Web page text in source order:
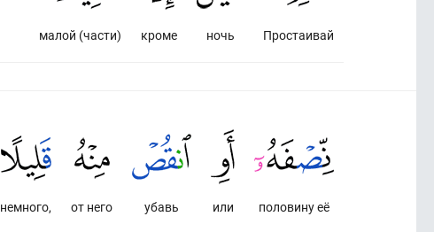
Простаивай
ночь
кроме
малой (части)
половину её
или
убавь
от него
немного,